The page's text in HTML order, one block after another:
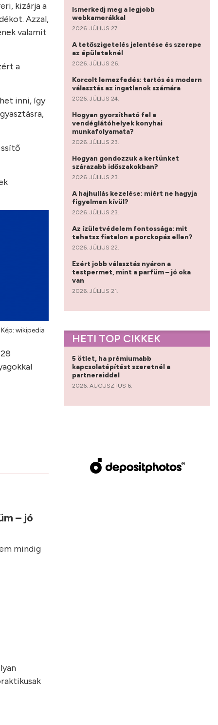
kizárja a
Azzal,
valamit
a
inni, így
Kép: wikipedia
– jó
mindig
Ismerkedj meg a legjobb
webkamerákkal
2026. JÚLIUS 27.
A tetőszigetelés jelentése és szerepe
az épületeknél
2026. JÚLIUS 26.
Korcolt lemezfedés: tartós és modern
választás az ingatlanok számára
2026. JÚLIUS 24.
Hogyan gyorsítható fel a
vendéglátóhelyek konyhai
munkafolyamata?
2026. JÚLIUS 23.
Hogyan gondozzuk a kertünket
szárazabb időszakokban?
2026. JÚLIUS 23.
A hajhullás kezelése: miért ne hagyja
figyelmen kívül?
2026. JÚLIUS 23.
Az ízületvédelem fontossága: mit
tehetsz fiatalon a porckopás ellen?
2026. JÚLIUS 22.
Ezért jobb választás nyáron a
testpermet, mint a parfüm – jó oka
van
2026. JÚLIUS 21.
HETI TOP CIKKEK
5 ötlet, ha prémiumabb
kapcsolatépítést szeretnél a
partnereiddel
2026. AUGUSZTUS 6.